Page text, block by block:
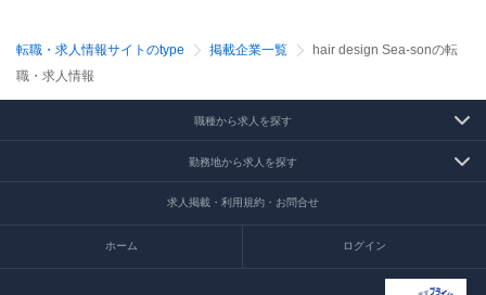
転職・求人情報サイトのtype 掲載企業一覧
hair design Sea-sonの転
職・求人情報
職種から求人を探す
勤務地から求人を探す
求人掲載・利用規約・お問合せ
ホーム ログイン